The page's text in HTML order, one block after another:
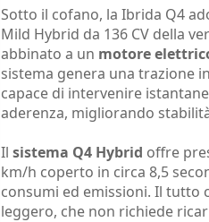
Sotto il cofano, la Ibrida Q4
Mild Hybrid da 136 CV della
abbinato a un motore
sistema genera una trazione
capace di intervenire
aderenza, migliorando
Il sistema Q4 Hybrid offre
km/h coperto in circa 8,5
consumi ed emissioni. Il tutto
leggero, che non richiede